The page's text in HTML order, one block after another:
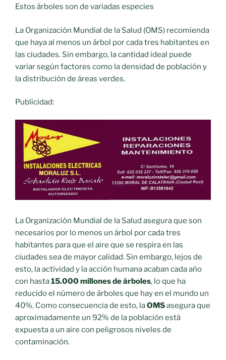
Estos árboles son de variadas especies
La Organización Mundial de la Salud (OMS) recomienda
que haya al menos un árbol por cada tres habitantes en
las ciudades. Sin embargo, la cantidad ideal puede
variar según factores como la densidad de población y
la distribución de áreas verdes.
Publicidad:
La Organización Mundial de la Salud asegura que son
necesarios por lo menos un árbol por cada tres
habitantes para que el aire que se respira en las
ciudades sea de mayor calidad. Sin embargo, lejos de
esto, la actividad y la acción humana acaban cada año
con hasta15.000 millones de árboles, lo que ha
reducido el número de árboles que hay en el mundo un
40%. Como consecuencia de esto, laOMSasegura que
aproximadamente un 92% de la población está
expuesta a un aire con peligrosos niveles de
contaminación.